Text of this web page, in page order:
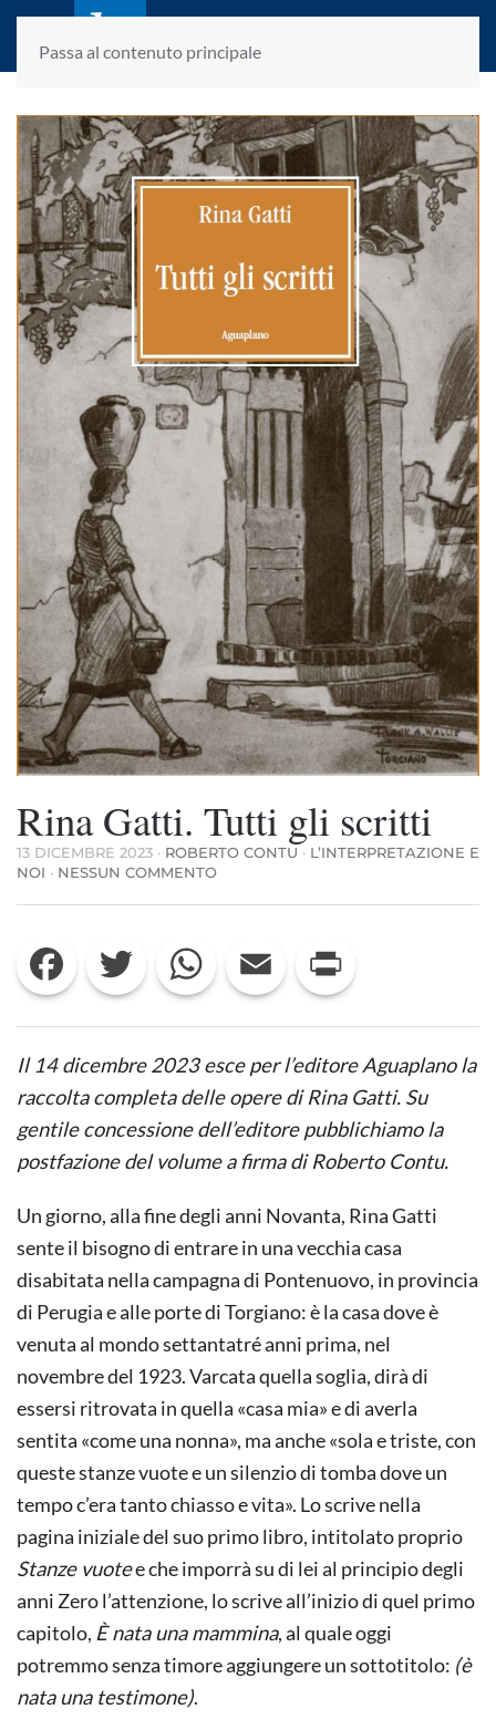
Passa al contenuto principale
laletteraturaenoi.it
fondato da Romano Luperini
Rina Gatti. Tutti gli scritti
13 DICEMBRE 2023 · ROBERTO CONTU · L’INTERPRETAZIONE E
NOI · NESSUN COMMENTOSU
GATTI.
SCRITTI
Facebook Twitter WhatsApp Email
Il 14 dicembre 2023 esce per l’editore Aguaplano la
raccolta completa delle opere di Rina Gatti. Su
gentile concessione dell’editore pubblichiamo la
postfazione del volume a firma di Roberto Contu.
Un giorno, alla fine degli anni Novanta, Rina Gatti
sente il bisogno di entrare in una vecchia casa
disabitata nella campagna di Pontenuovo, in provincia
di Perugia e alle porte di Torgiano: è la casa dove è
venuta al mondo settantatré anni prima, nel
novembre del 1923. Varcata quella soglia, dirà di
essersi ritrovata in quella «casa mia» e di averla
sentita «come una nonna», ma anche «sola e triste, con
queste stanze vuote e un silenzio di tomba dove un
tempo c’era tanto chiasso e vita». Lo scrive nella
pagina iniziale del suo primo libro, intitolato proprio
Stanze vuotee che imporrà su di lei al principio degli
anni Zero l’attenzione, lo scrive all’inizio di quel primo
capitolo, È nata una mammina, al quale oggi
potremmo senza timore aggiungere un sottotitolo: (è
nata una testimone).